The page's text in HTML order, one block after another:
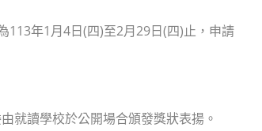
113年1月4日(四)至2月29日(四)止，申請
就讀學校於公開場合頒發獎狀表揚。